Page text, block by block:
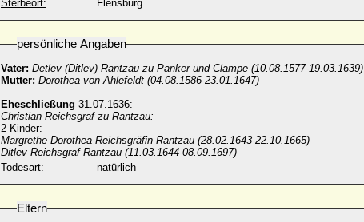
Sterbeort:
Flensburg
persönliche Angaben
Vater: Detlev (Ditlev) Rantzau zu Panker und Clampe (10.08.1577-19.03.1639)
Mutter: Dorothea von Ahlefeldt (04.08.1586-23.01.1647)
Eheschließung 31.07.1636:
Christian Reichsgraf zu Rantzau:
2 Kinder:
Margrethe Dorothea Reichsgräfin Rantzau (28.02.1643-22.10.1665)
Ditlev Reichsgraf Rantzau (11.03.1644-08.09.1697)
Todesart:
natürlich
Eltern